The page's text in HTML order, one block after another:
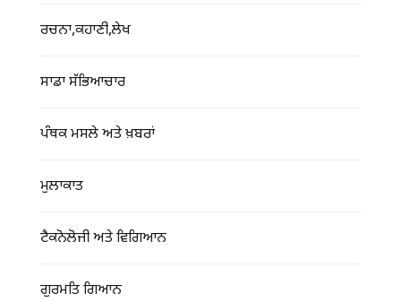
ਰਚਨਾ,ਕਹਾਣੀ,ਲੇਖ
ਸਾਡਾ ਸੱਭਿਆਚਾਰ
ਪੰਥਕ ਮਸਲੇ ਅਤੇ ਖ਼ਬਰਾਂ
ਮੁਲਾਕਾਤ
ਟੈਕਨੋਲੋਜੀ ਅਤੇ ਵਿਗਿਆਨ
ਗੁਰਮਤਿ ਗਿਆਨ